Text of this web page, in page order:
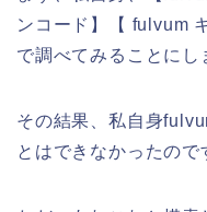
ンコード】【 fulvum
で調べてみることにし
その結果、私自身
とはできなかったので